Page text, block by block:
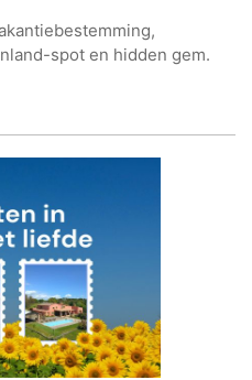
spot en hidden gem.